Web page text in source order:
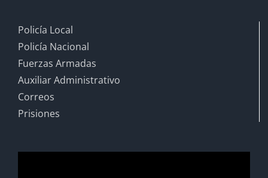
Policía Local
Policía Nacional
Fuerzas Armadas
Auxiliar Administrativo
Correos
Prisiones